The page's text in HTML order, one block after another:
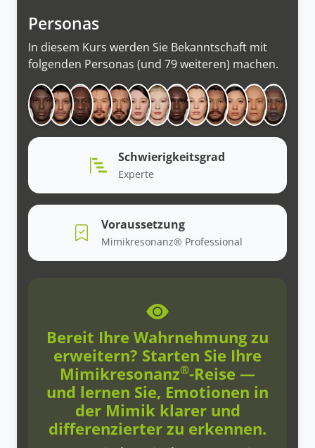
Personas
In diesem Kurs werden Sie Bekanntschaft mit
folgenden Personas (und 79 weiteren) machen.
Schwierigkeitsgrad
Experte
Voraussetzung
Mimikresonanz® Professional
Bereit Ihre Wahrnehmung zu
erweitern? Starten Sie Ihre
Mimikresonanz®-Reise —
und lernen Sie, Emotionen in
der Mimik klarer und
differenzierter zu erkennen.